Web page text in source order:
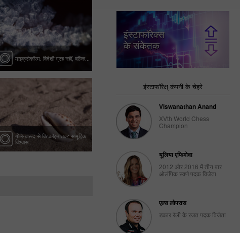
माइक्रोकॉस्म: विदेशी ग्रह नहीं, बल्कि...
गोले-बारूद से बिटकॉइन तक: सामूहिक
विश्वास...
इंस्टाफॉरेक्स
के संकेतक
इंस्टाफॉरेक्ष् कंपनी के चेहरे
Viswanathan Anand
XVth World Chess
Champion
यूलिया एफिमोवा
2012 और 2016 में तीन बार
ओलंपिक स्वर्ण पदक विजेता
एल्स लोपरास
डकार रैली के रजत पदक विजेता